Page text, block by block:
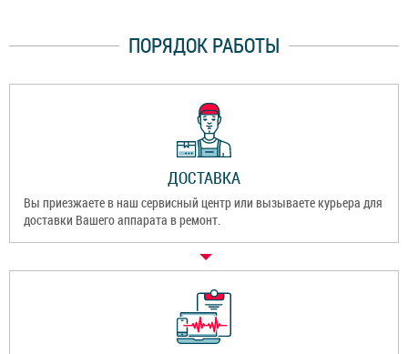
ПОРЯДОК РАБОТЫ
ДОСТАВКА
Вы приезжаете в наш сервисный центр или вызываете курьера для
доставки Вашего аппарата в ремонт.